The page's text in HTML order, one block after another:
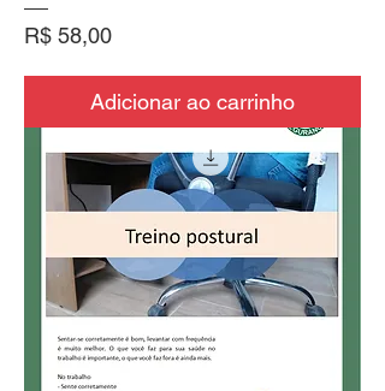
Preço
R$ 58,00
Adicionar ao carrinho